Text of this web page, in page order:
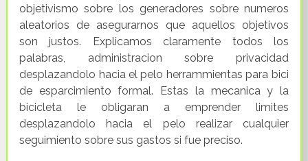
objetivismo sobre los generadores sobre numeros
aleatorios de asegurarnos que aquellos objetivos
son justos. Explicamos claramente todos los
palabras, administracion sobre privacidad
desplazandolo hacia el pelo herrammientas para bici
de esparcimiento formal. Estas la mecanica y la
bicicleta le obligaran a emprender limites
desplazandolo hacia el pelo realizar cualquier
seguimiento sobre sus gastos si fue preciso.